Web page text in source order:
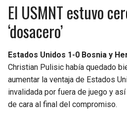
El USMNT estuvo
‘dosacero’
Estados Unidos 1-0 Bosnia y
Christian Pulisic había quedado
aumentar la ventaja de Estados
invalidada por fuera de juego y
de cara al final del compromiso.